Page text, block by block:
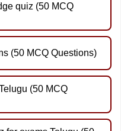
quiz (50 MCQ
(50 MCQ Questions)
(50 MCQ